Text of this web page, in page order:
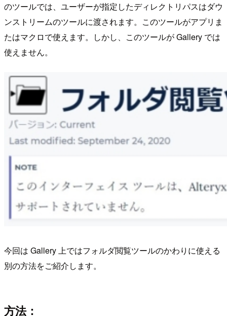
のツールでは、ユーザーが指定したディレクトリパスはダウ
ンストリームのツールに渡されます。このツールがアプリま
たはマクロで使えます。しかし、このツールが Gallery では
使えません。
今回は Gallery 上ではフォルダ閲覧ツールのかわりに使える
別の方法をご紹介します。
方法：